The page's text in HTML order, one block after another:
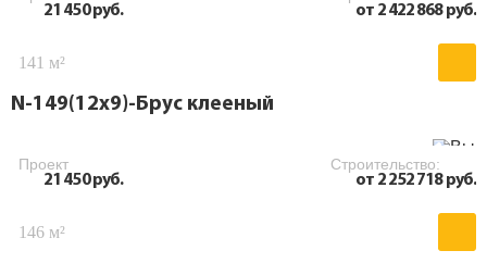
21 450 руб.
от 2 422 868 руб.
141 м²
N-149(12x9)-Брус клееный
Проект
21 450 руб.
Строительство:
от 2 252 718 руб.
146 м²